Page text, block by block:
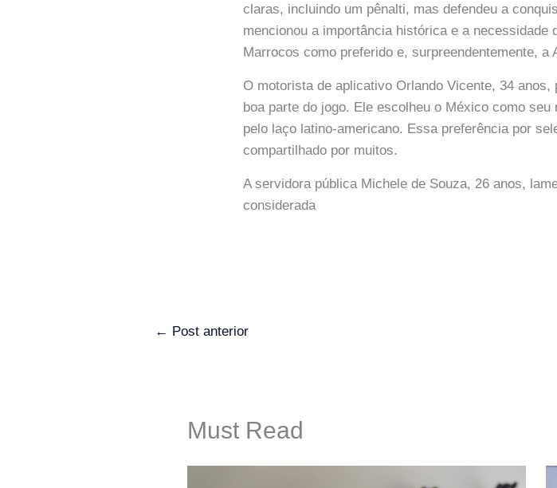
claras, incluindo um pênalti, mas defendeu a
mencionou a importância histórica e a
Marrocos como preferido e, surpreendentemente, a
O motorista de aplicativo Orlando Vicente, 34
boa parte do jogo. Ele escolheu o México como
pelo laço latino-americano. Essa preferência por
compartilhado por muitos.
A servidora pública Michele de Souza, 26 anos,
considerada
← Post anterior
Must Read